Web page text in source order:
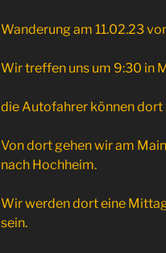
Wanderung am 11.02.23
Wir treffen uns um 9:30 in
die Autofahrer können dort
Von dort gehen wir am
nach Hochheim.
Wir werden dort eine
sein.